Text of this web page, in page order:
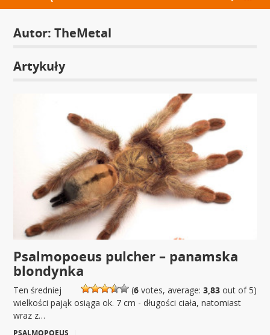
Autor:TheMetal
Artykuły
Psalmopoeus pulcher – panamska
blondynka
(6votes, average: 3,83out of 5)
Ten średniej
wielkości pająk osiąga ok. 7 cm - długości ciała, natomiast
wraz z…
PSALMOPOEUS